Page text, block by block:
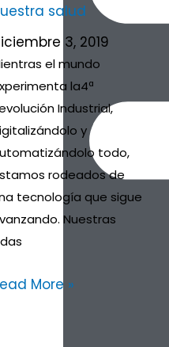
salud
3, 2019
el mundo
la4ª
Industrial,
y
todo,
rodeados de
tecnología que sigue
Nuestras
More »